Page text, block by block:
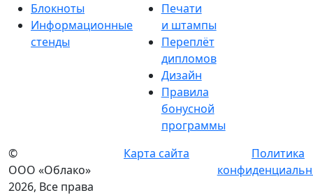
Блокноты
Информационные
стенды
Печати
и штампы
Переплёт
дипломов
Дизайн
Правила
бонусной
программы
©
ООО «Облако»
2026, Все права
Карта сайта
Политика